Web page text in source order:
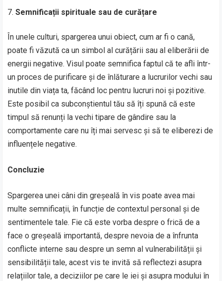
Semnificații spirituale sau de curățare
În unele culturi, spargerea unui obiect, cum ar fi o cană,
poate fi văzută ca un simbol al curățării sau al eliberării de
energii negative. Visul poate semnifica faptul că te afli într-
un proces de purificare și de înlăturare a lucrurilor vechi sau
inutile din viața ta, făcând loc pentru lucruri noi și pozitive.
Este posibil ca subconștientul tău să îți spună că este
timpul să renunți la vechi tipare de gândire sau la
comportamente care nu îți mai servesc și să te eliberezi de
influențele negative.
Concluzie
Spargerea unei câni din greșeală în vis poate avea mai
multe semnificații, în funcție de contextul personal și de
sentimentele tale. Fie că este vorba despre o frică de a
face o greșeală importantă, despre nevoia de a înfrunta
conflicte interne sau despre un semn al vulnerabilității și
sensibilității tale, acest vis te invită să reflectezi asupra
relațiilor tale, a deciziilor pe care le iei și asupra modului în